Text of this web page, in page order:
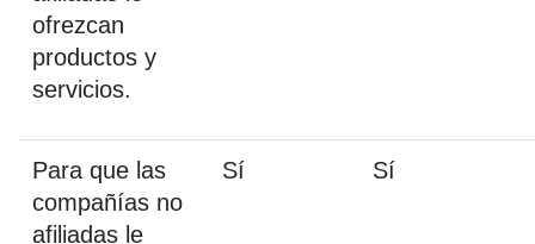
ofrezcan
productos y
servicios.
Para que las
compañías no
afiliadas le
Sí Sí